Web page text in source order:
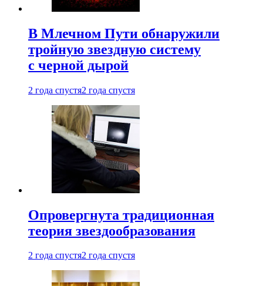
В Млечном Пути обнаружили
тройную звездную систему
с черной дырой
2 года спустя2 года спустя
Опровергнута традиционная
теория звездообразования
2 года спустя2 года спустя